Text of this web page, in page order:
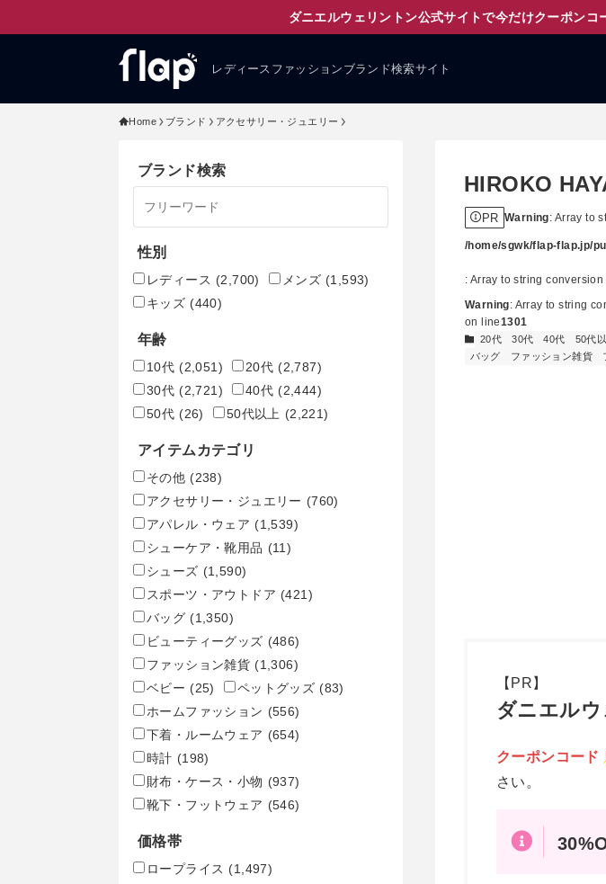
ダニエルウェリントン公式サイトで今だけクーポン
レディースファッションブランド検索サイト
Home ブランド アクセサリー・ジュエリー
HIROKO
PR Warning: Array to
/home/sgwk/flap-flap.jp/
: Array to string conversion
Warning: Array to string
on line1301
20代 30代 40代 50代
バッグ
ファッション雑貨
【PR】
ダニエル
クーポンコード
さい。
ブランド検索
性別
レディース (2,700) メンズ (1,593)
キッズ (440)
年齢
10代 (2,051) 20代 (2,787)
30代 (2,721) 40代 (2,444)
50代 (26) 50代以上 (2,221)
アイテムカテゴリ
その他 (238)
アクセサリー・ジュエリー (760)
アパレル・ウェア (1,539)
シューケア・靴用品 (11)
シューズ (1,590)
スポーツ・アウトドア (421)
バッグ (1,350)
ビューティーグッズ (486)
ファッション雑貨 (1,306)
ベビー (25) ペットグッズ (83)
ホームファッション (556)
下着・ルームウェア (654)
時計 (198)
財布・ケース・小物 (937)
靴下・フットウェア (546)
価格帯
ロープライス (1,497)